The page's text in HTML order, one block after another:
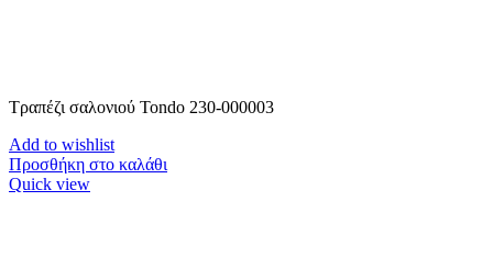
Τραπέζι σαλονιού Tondo 230-000003
Add to wishlist
Προσθήκη στο καλάθι
Quick view